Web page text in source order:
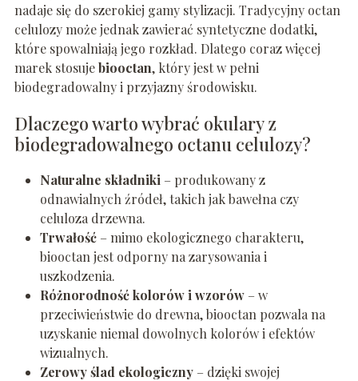
nadaje się do szerokiej gamy stylizacji. Tradycyjny octan
celulozy może jednak zawierać syntetyczne dodatki,
które spowalniają jego rozkład. Dlatego coraz więcej
marek stosujebiooctan, który jest w pełni
biodegradowalny i przyjazny środowisku.
Dlaczego warto wybrać okulary z
biodegradowalnego octanu celulozy?
Naturalne składniki – produkowany z
odnawialnych źródeł, takich jak bawełna czy
celuloza drzewna.
Trwałość– mimo ekologicznego charakteru,
biooctan jest odporny na zarysowania i
uszkodzenia.
Różnorodność kolorów i wzorów– w
przeciwieństwie do drewna, biooctan pozwala na
uzyskanie niemal dowolnych kolorów i efektów
wizualnych.
Zerowy ślad ekologiczny– dzięki swojej